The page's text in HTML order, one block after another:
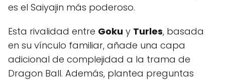
es el Saiyajin más poderoso.
Esta rivalidad entre Goku y Turles, basada
en su vínculo familiar, añade una capa
adicional de complejidad a la trama de
Dragon Ball. Además, plantea preguntas